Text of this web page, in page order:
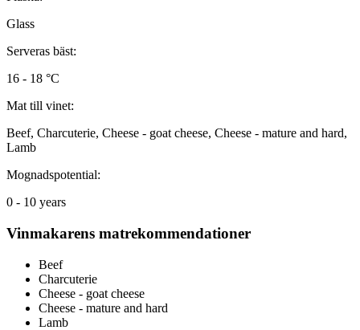
Glass
Serveras bäst:
16 - 18 °C
Mat till vinet:
Beef, Charcuterie, Cheese - goat cheese, Cheese - mature and hard,
Lamb
Mognadspotential:
0 - 10 years
Vinmakarens matrekommendationer
Beef
Charcuterie
Cheese - goat cheese
Cheese - mature and hard
Lamb